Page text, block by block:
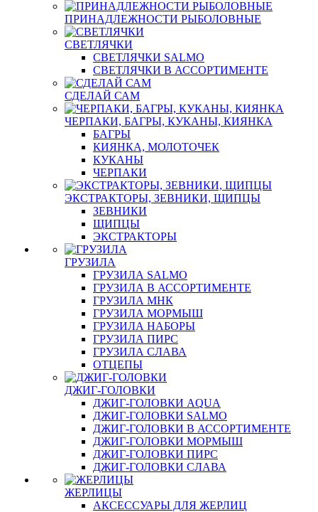
ПРИНАДЛЕЖНОСТИ РЫБОЛОВНЫЕ
СВЕТЛЯЧКИ
СВЕТЛЯЧКИ SALMO
СВЕТЛЯЧКИ В АССОРТИМЕНТЕ
СДЕЛАЙ САМ
ЧЕРПАКИ, БАГРЫ, КУКАНЫ, КИЯНКА
БАГРЫ
КИЯНКА, МОЛОТОЧЕК
КУКАНЫ
ЧЕРПАКИ
ЭКСТРАКТОРЫ, ЗЕВНИКИ, ЩИПЦЫ
ЗЕВНИКИ
ЩИПЦЫ
ЭКСТРАКТОРЫ
ГРУЗИЛА
ГРУЗИЛА SALMO
ГРУЗИЛА В АССОРТИМЕНТЕ
ГРУЗИЛА МНК
ГРУЗИЛА МОРМЫШ
ГРУЗИЛА НАБОРЫ
ГРУЗИЛА ПИРС
ГРУЗИЛА СЛАВА
ОТЦЕПЫ
ДЖИГ-ГОЛОВКИ
ДЖИГ-ГОЛОВКИ AQUA
ДЖИГ-ГОЛОВКИ SALMO
ДЖИГ-ГОЛОВКИ В АССОРТИМЕНТЕ
ДЖИГ-ГОЛОВКИ МОРМЫШ
ДЖИГ-ГОЛОВКИ ПИРС
ДЖИГ-ГОЛОВКИ СЛАВА
ЖЕРЛИЦЫ
АКСЕССУАРЫ ДЛЯ ЖЕРЛИЦ